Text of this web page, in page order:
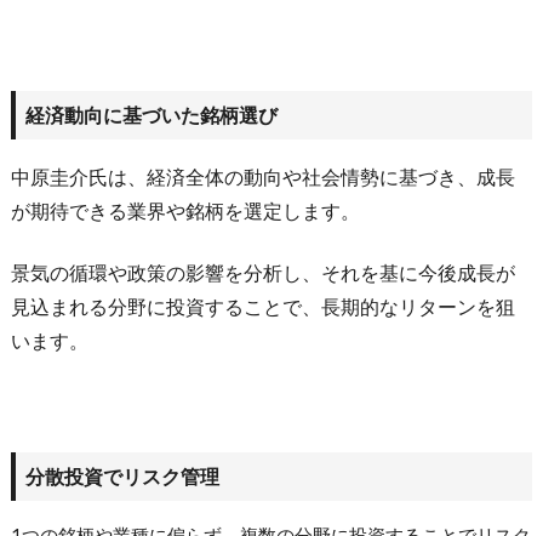
経済動向に基づいた銘柄選び
中原圭介氏は、経済全体の動向や社会情勢に基づき、成長
が期待できる業界や銘柄を選定します。
景気の循環や政策の影響を分析し、それを基に今後成長が
見込まれる分野に投資することで、長期的なリターンを狙
います。
分散投資でリスク管理